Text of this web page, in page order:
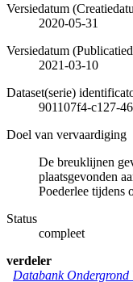
Versiedatum
2020-05-31
Versiedatum
2021-03-10
Dataset(serie)
901107f4-c127-
Doel van vervaardiging
De breuklijnen
plaatsgevonden
Poederlee tijdens
Status
compleet
verdeler
Databank